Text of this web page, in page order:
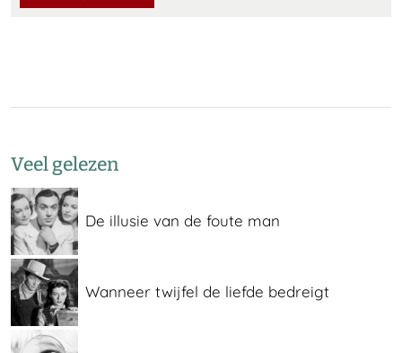
Veel gelezen
De illusie van de foute man
Wanneer twijfel de liefde bedreigt